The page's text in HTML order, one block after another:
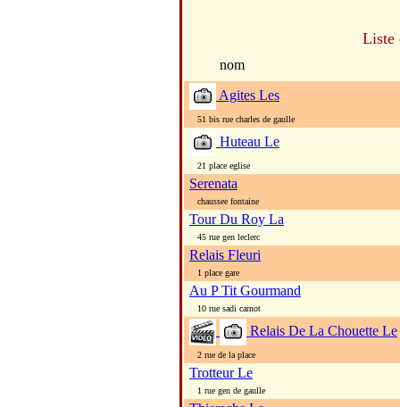
Liste
nom
Agites Les
51 bis rue charles de gaulle
Huteau Le
21 place eglise
Serenata
chaussee fontaine
Tour Du Roy La
45 rue gen leclerc
Relais Fleuri
1 place gare
Au P Tit Gourmand
10 rue sadi carnot
Relais De La Chouette Le
2 rue de la place
Trotteur Le
1 rue gen de gaulle